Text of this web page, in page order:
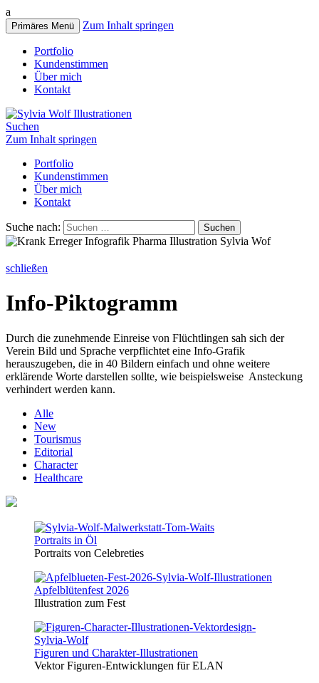
a
Primäres Menü Zum Inhalt springen
Portfolio
Kundenstimmen
Über mich
Kontakt
Suchen
Zum Inhalt springen
Portfolio
Kundenstimmen
Über mich
Kontakt
Suche nach:
schließen
Info-Piktogramm
Durch die zunehmende Einreise von Flüchtlingen sah sich der
Verein Bild und Sprache verpflichtet eine Info-Grafik
herauszugeben, die in 40 Bildern einfach und ohne weitere
erklärende Worte darstellen sollte, wie beispielsweise Ansteckung
verhindert werden kann.
Alle
New
Tourismus
Editorial
Character
Healthcare
Portraits in Öl
Portraits von Celebreties
Apfelblütenfest 2026
Illustration zum Fest
Figuren und Charakter-Illustrationen
Vektor Figuren-Entwicklungen für ELAN